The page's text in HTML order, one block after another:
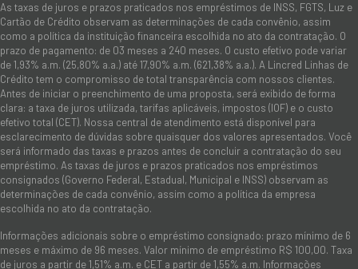
As taxas de juros e prazos praticados nos empréstimos de INSS, FGTS, Luz e
Cartão de Crédito observam as determinações de cada convênio, assim
como a política da instituição financeira escolhida no ato da contratação. O
prazo de pagamento: de 03 meses a 240 meses. O custo efetivo pode variar
de 1,93% a.m. (25,80% a.a.) até 17,90% a.m. (621,38% a.a.). A Lincred Linhas de
Crédito tem o compromisso de total transparência com nossos clientes.
Antes de iniciar o preenchimento de uma proposta, será exibido de forma
clara: a taxa de juros utilizada, tarifas aplicáveis, impostos (IOF) e o custo
efetivo total (CET). Nossa central de atendimento está disponível para
esclarecimento de dúvidas sobre quaisquer dos valores apresentados. Você
será informado das taxas e prazos antes de concluir a contratação do seu
empréstimo. As taxas de juros e prazos praticados nos empréstimos
consignados (Governo Federal, Estadual, Municipal e INSS) observam as
determinações de cada convênio, assim como a política da empresa
escolhida no ato da contratação.
Informações adicionais sobre o empréstimo consignado: prazo mínimo de 6
meses e máximo de 96 meses. Valor mínimo de empréstimo R$ 100,00. Taxa
de juros a partir de 1,51% a.m. e CET a partir de 1,55% a.m. Informações